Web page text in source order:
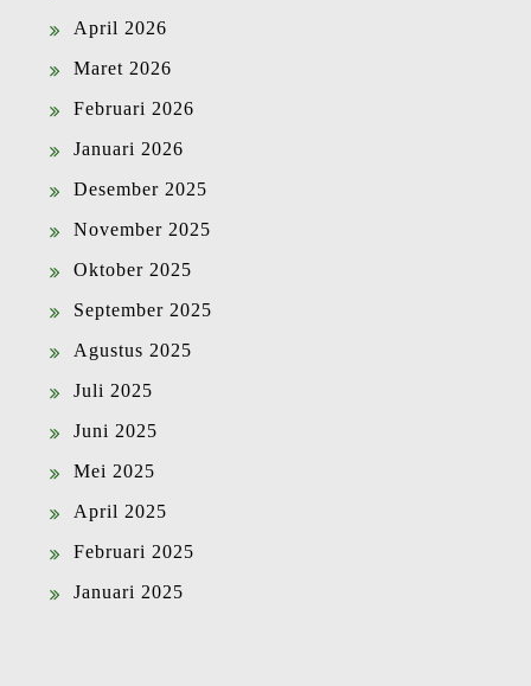
April 2026
Maret 2026
Februari 2026
Januari 2026
Desember 2025
November 2025
Oktober 2025
September 2025
Agustus 2025
Juli 2025
Juni 2025
Mei 2025
April 2025
Februari 2025
Januari 2025